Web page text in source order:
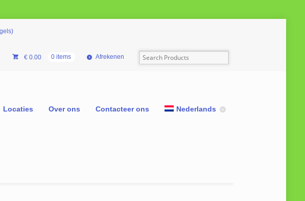
)
€0.00 0 items Afrekenen
Locaties Over ons Contacteer ons Nederlands